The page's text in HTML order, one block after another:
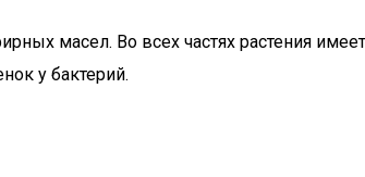
масел. Во всех частях растения
у бактерий.